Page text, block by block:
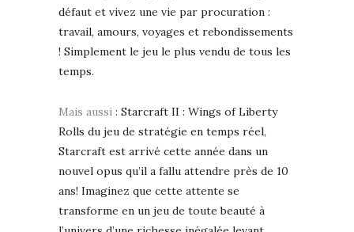
défaut et vivez une vie par procuration :
travail, amours, voyages et rebondissements
! Simplement le jeu le plus vendu de tous les
temps.
Mais aussi : Starcraft II : Wings of Liberty
Rolls du jeu de stratégie en temps réel,
Starcraft est arrivé cette année dans un
nouvel opus qu’il a fallu attendre près de 10
ans! Imaginez que cette attente se
transforme en un jeu de toute beauté à